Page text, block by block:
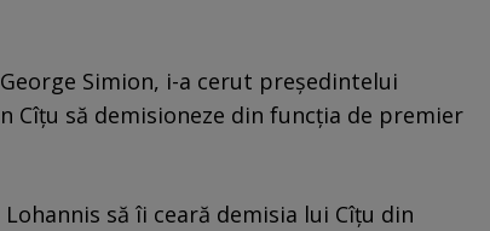
Simion, i-a cerut președintelui
Cîțu să demisioneze din funcția de premier
să îi ceară demisia lui Cîțu din